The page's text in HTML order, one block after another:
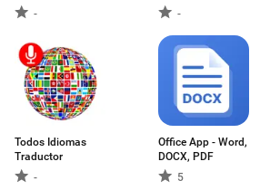
-
-
Todos Idiomas
Traductor
-
Office App - Word,
DOCX, PDF
5